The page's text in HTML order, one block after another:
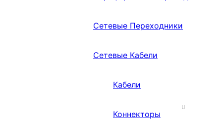
Сетевые Переходники
Сетевые Кабели
Кабели
Коннекторы